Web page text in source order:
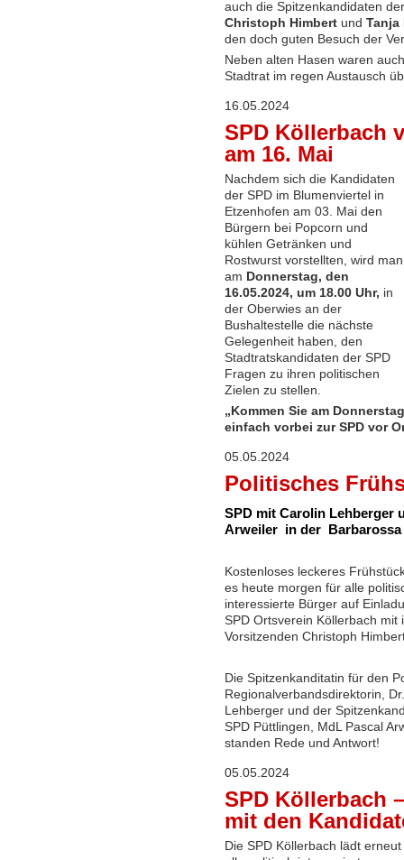
auch die Spitzenkandidaten
Christoph Himbert und Tanja
den doch guten Besuch der
Neben alten Hasen waren
Stadtrat im regen Austausch
16.05.2024
SPD Köllerbach
am 16. Mai
Nachdem sich die Kandidaten
der SPD im Blumenviertel in
Etzenhofen am 03. Mai den
Bürgern bei Popcorn und
kühlen Getränken und
Rostwurst vorstellten, wird man
am Donnerstag, den
16.05.2024, um 18.00 Uhr, in
der Oberwies an der
Bushaltestelle die nächste
Gelegenheit haben, den
Stadtratskandidaten der SPD
Fragen zu ihren politischen
Zielen zu stellen.
„Kommen Sie am Donnerstag
einfach vorbei zur SPD vor
05.05.2024
Politisches
SPD mit Carolin Lehberger
Arweiler in der Barbarossa
Kostenloses leckeres
es heute morgen für alle
interessierte Bürger auf
SPD Ortsverein Köllerbach mit
Vorsitzenden Christoph
Die Spitzenkanditatin für den
Regionalverbandsdirektorin,
Lehberger und der
SPD Püttlingen, MdL Pascal
standen Rede und Antwort!
05.05.2024
SPD Köllerbach
mit den
Die SPD Köllerbach lädt erneut